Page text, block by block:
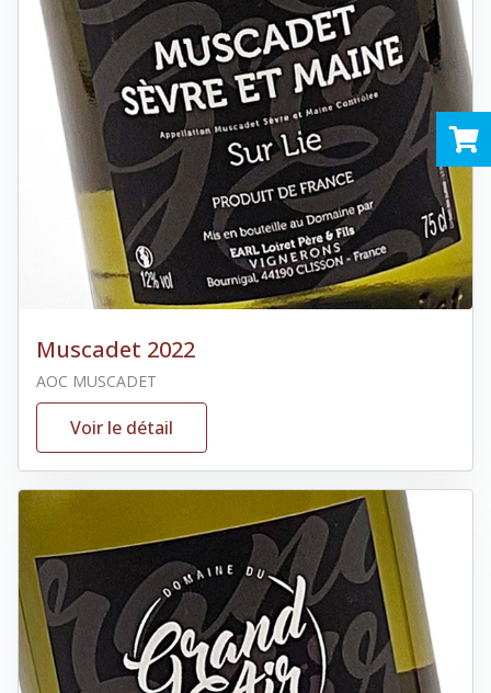
Muscadet 2022
AOC MUSCADET
Voir le détail